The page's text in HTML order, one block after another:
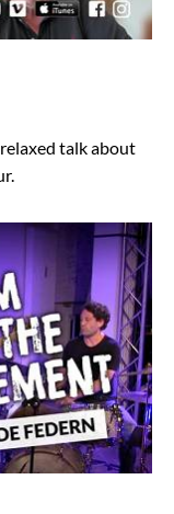
talk about